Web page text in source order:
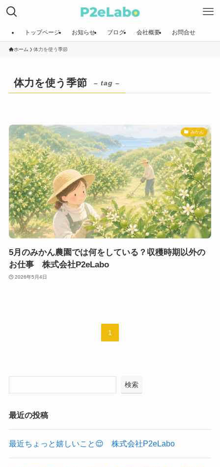
トップページ お知らせ ブログ 会社概要 お問合せ
ホーム 体力を使う季節
体力を使う季節 – tag –
みかん
5月のみかん農園では何をしている？収穫時期以外の
お仕事 株式会社P2eLabo
2026年5月4日
1
検索
最近の投稿
最近ちょっと嬉しいこと😌 株式会社P2eLabo